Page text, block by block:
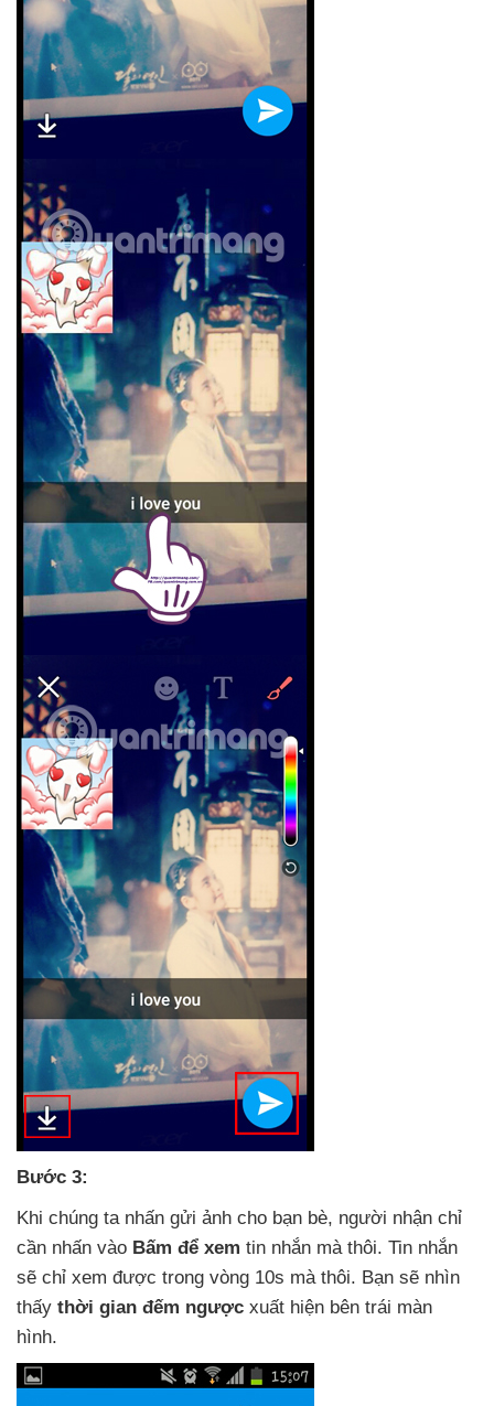
Bước 3:
Khi chúng ta nhấn gửi ảnh cho bạn bè, người nhận chỉ
cần nhấn vào Bấm để xem tin nhắn mà thôi. Tin nhắn
sẽ chỉ xem được trong vòng 10s mà thôi. Bạn sẽ nhìn
thấy thời gian đếm ngược xuất hiện bên trái màn
hình.